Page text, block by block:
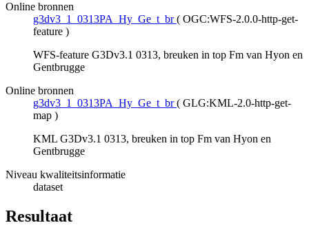
Online bronnen
g3dv3_1_0313PA_Hy_Ge_t_br ( OGC:WFS-2.0.0-http-get-
feature )
WFS-feature G3Dv3.1 0313, breuken in top Fm van Hyon en
Gentbrugge
Online bronnen
g3dv3_1_0313PA_Hy_Ge_t_br ( GLG:KML-2.0-http-get-
map )
KML G3Dv3.1 0313, breuken in top Fm van Hyon en
Gentbrugge
Niveau kwaliteitsinformatie
dataset
Resultaat